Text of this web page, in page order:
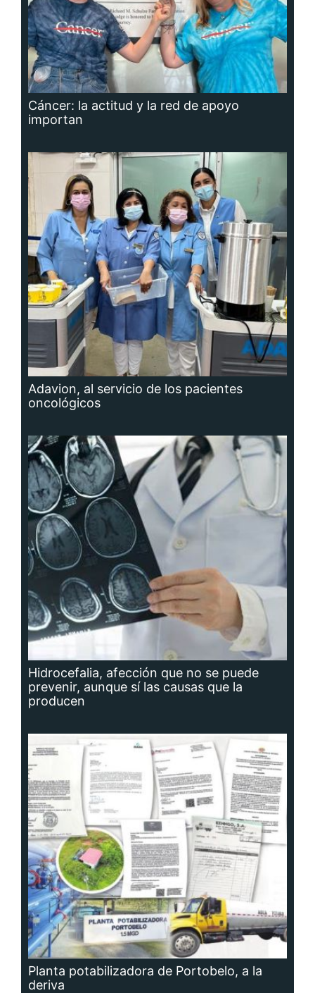
Cáncer: la actitud y la red de apoyo
importan
Adavion, al servicio de los pacientes
oncológicos
Hidrocefalia, afección que no se puede
prevenir, aunque sí las causas que la
producen
Planta potabilizadora de Portobelo, a la
deriva